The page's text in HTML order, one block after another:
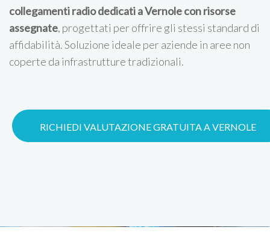
collegamenti radio dedicati a Vernole con risorse
assegnate, progettati per offrire gli stessi standard di
affidabilità. Soluzione ideale per aziende in aree non
coperte da infrastrutture tradizionali.
RICHIEDI VALUTAZIONE GRATUITA A VERNOLE